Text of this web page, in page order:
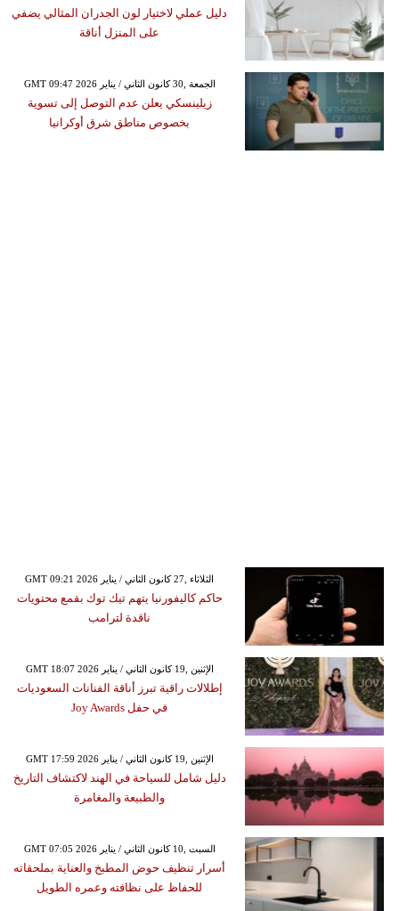
دليل عملي لاختيار لون الجدران المثالي يضفي
على المنزل أناقة
GMT 09:47 2026 الجمعة ,30 كانون الثاني / يناير
زيلينسكي يعلن عدم التوصل إلى تسوية
بخصوص مناطق شرق أوكرانيا
GMT 09:21 2026 الثلاثاء ,27 كانون الثاني / يناير
حاكم كاليفورنيا يتهم تيك توك بقمع محتويات
ناقدة لترامب
GMT 18:07 2026 الإثنين ,19 كانون الثاني / يناير
إطلالات راقية تبرز أناقة الفنانات السعوديات
في حفل Joy Awards
GMT 17:59 2026 الإثنين ,19 كانون الثاني / يناير
دليل شامل للسياحة في الهند لاكتشاف التاريخ
والطبيعة والمغامرة
GMT 07:05 2026 السبت ,10 كانون الثاني / يناير
أسرار تنظيف حوض المطبخ والعناية بملحقاته
للحفاظ على نظافته وعمره الطويل